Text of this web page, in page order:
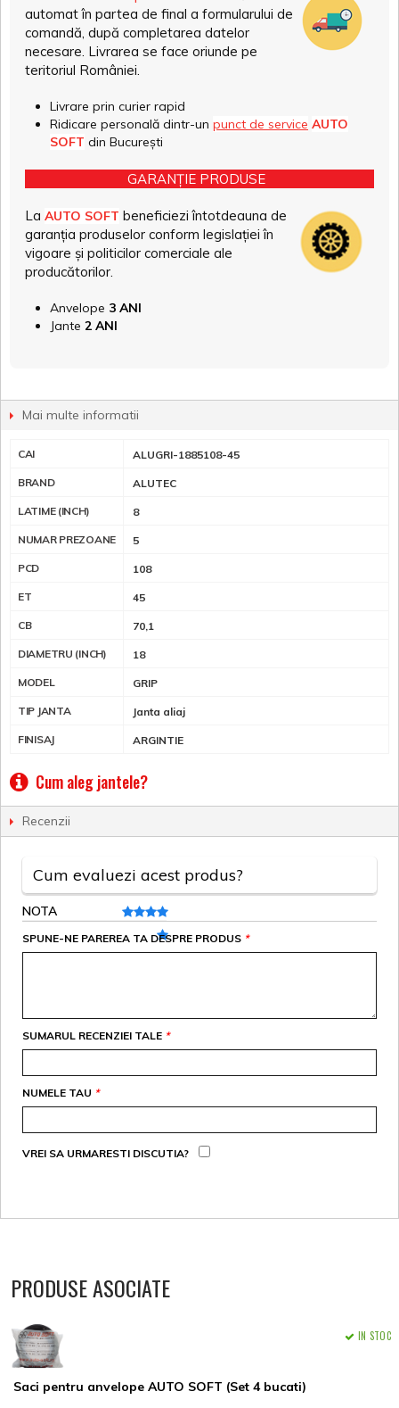
automat în partea de final a formularului de
comandă, după completarea datelor
necesare. Livrarea se face oriunde pe
teritoriul României.
Livrare prin curier rapid
Ridicare personală dintr-un punct de service AUTO
SOFT din București
GARANȚIE PRODUSE
La AUTO SOFT beneficiezi întotdeauna de
garanția produselor conform legislației în
vigoare și politicilor comerciale ale
producătorilor.
Anvelope 3 ANI
Jante 2 ANI
Mai multe informatii
CAI ALUGRI-1885108-45
BRAND ALUTEC
LATIME (INCH) 8
NUMAR PREZOANE 5
PCD 108
ET 45
CB 70,1
DIAMETRU (INCH) 18
MODEL GRIP
TIP JANTA Janta aliaj
FINISAJ ARGINTIE
Cum aleg jantele?
Recenzii
Cum evaluezi acest produs?
NOTA
*
SPUNE-NE PAREREA TA DESPRE PRODUS
*
SUMARUL RECENZIEI TALE
*
NUMELE TAU
VREI SA URMARESTI DISCUTIA?
PRODUSE ASOCIATE
Saci pentru anvelope AUTO SOFT (Set 4 bucati)
IN STOC